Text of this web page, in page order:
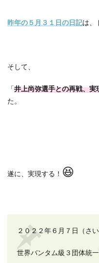
昨年の５月３１日の日記は、
そして、
「井上尚弥選手との再戦、実
た。
遂に、実現する！ 😆
２０２２年６月７日（さ
世界バンタム級３団体統